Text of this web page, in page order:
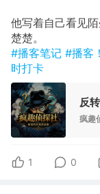
他写着自己看见
楚楚。
#播客笔记 #播客
时打卡
反
疯趣
1 0